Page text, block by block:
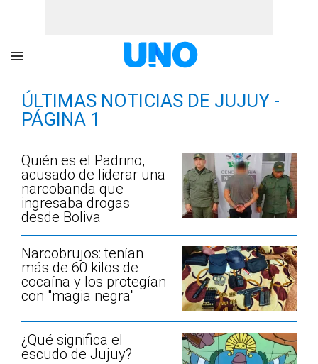
ÚLTIMAS NOTICIAS DE JUJUY -
PÁGINA 1
Quién es el Padrino,
acusado de liderar una
narcobanda que
ingresaba drogas
desde Boliva
Narcobrujos: tenían
más de 60 kilos de
cocaína y los protegían
con "magia negra"
¿Qué significa el
escudo de Jujuy?